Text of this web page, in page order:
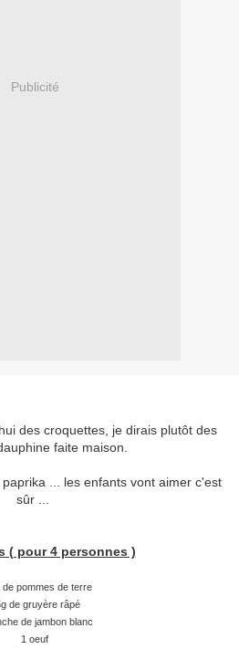
Publicité
des croquettes, je dirais plutôt des
faite maison.
... les enfants vont aimer c'est
sûr ...
( pour 4 personnes )
de pommes de terre
de gruyère râpé
de jambon blanc
1 oeuf